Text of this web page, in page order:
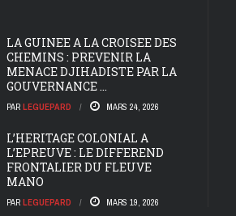
LA GUINEE A LA CROISEE DES
CHEMINS : PREVENIR LA
MENACE DJIHADISTE PAR LA
GOUVERNANCE ...
PAR LEGUEPARD MARS 24, 2026
L’HERITAGE COLONIAL A
L’EPREUVE : LE DIFFEREND
FRONTALIER DU FLEUVE
MANO
PAR LEGUEPARD MARS 19, 2026